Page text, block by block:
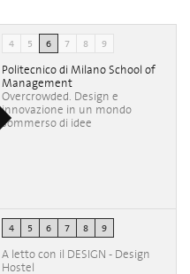
4 5 6 7 8 9
Politecnico di Milano School of
Management
Overcrowded. Design e
innovazione in un mondo
sommerso di idee
4 5 6 7 8 9
A letto con il DESIGN - Design
Hostel